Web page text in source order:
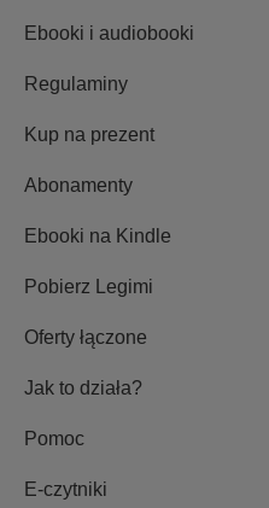
Ebooki i audiobooki
Regulaminy
Kup na prezent
Abonamenty
Ebooki na Kindle
Pobierz Legimi
Oferty łączone
Jak to działa?
Pomoc
E-czytniki